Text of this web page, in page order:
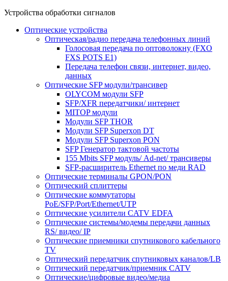
Устройства обработки сигналов
Оптические устройства
Оптическая/радио передача телефонных линий
Голосовая передача по оптоволокну (FXO
FXS POTS E1)
Передача телефон связи, интернет, видео,
данных
Оптичеcкие SFP модули/трансивер
OLYCOM модули SFP
SFP/XFR передатчики/ интернет
MITOP модули
Модули SFP THOR
Модули SFP Superxon DT
Модули SFP Superxon PON
SFP Генератор тактовой частоты
155 Mbits SFP модуль/ Ad-net/ трансиверы
SFP-расширитель Ethernet по меди RAD
Оптические терминалы GPON/PON
Оптический сплиттеры
Оптические коммутаторы
PoE/SFP/Port/Ethernet/UTP
Оптические усилители CATV EDFA
Оптические системы/модемы передачи данных
RS/ видео/ IP
Оптические приемники спутникового кабельного
ТV
Оптический передатчик спутниковых каналов/LB
Оптический передатчик/приемник CATV
Оптические/цифровые видео/медиа